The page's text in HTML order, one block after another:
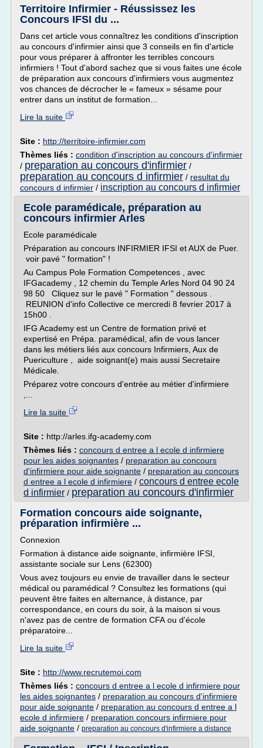
Territoire Infirmier - Réussissez les
Concours IFSI du ...
Dans cet article vous connaîtrez les conditions d'inscription
au concours d'infirmier ainsi que 3 conseils en fin d'article
pour vous préparer à affronter les terribles concours
infirmiers ! Tout d'abord sachez que si vous faites une école
de préparation aux concours d'infirmiers vous augmentez
vos chances de décrocher le « fameux » sésame pour
entrer dans un institut de formation...
Lire la suite
Site : http://territoire-infirmier.com
Thèmes liés : condition d'inscription au concours d'infirmier
/ preparation au concours d'infirmier /
preparation au concours d infirmier / resultat du
concours d infirmier / inscription au concours d infirmier
Ecole paramédicale, préparation au
concours infirmier Arles
Ecole paramédicale
Préparation au concours INFIRMIER IFSI et AUX de Puer.
voir pavé " formation" !
Au Campus Pole Formation Competences , avec
IFGacademy , 12 chemin du Temple Arles Nord 04 90 24
98 50 Cliquez sur le pavé " Formation " dessous .
REUNION d'info Collective ce mercredi 8 fevrier 2017 à
15h00 .
IFG Academy est un Centre de formation privé et
expertisé en Prépa. paramédical, afin de vous lancer
dans les métiers liés aux concours Infirmiers, Aux de
Puericulture , aide soignant(e) mais aussi Secretaire
Médicale.
Préparez votre concours d'entrée au métier d'infirmiere
Lire la suite
Site : http://arles.ifg-academy.com
Thèmes liés : concours d entree a l ecole d infirmiere
pour les aides soignantes / preparation au concours
d'infirmiere pour aide soignante / preparation au concours
d entree a l ecole d infirmiere / concours d entree ecole
d infirmier / preparation au concours d'infirmier
Formation concours aide soignante,
préparation infirmière ...
Connexion
Formation à distance aide soignante, infirmière IFSI,
assistante sociale sur Lens (62300)
Vous avez toujours eu envie de travailler dans le secteur
médical ou paramédical ? Consultez les formations (qui
peuvent être faites en alternance, à distance, par
correspondance, en cours du soir, à la maison si vous
n'avez pas de centre de formation CFA ou d'école
préparatoire...
Lire la suite
Site : http://www.recrutemoi.com
Thèmes liés : concours d entree a l ecole d infirmiere pour
les aides soignantes / preparation au concours d'infirmiere
pour aide soignante / preparation au concours d entree a l
ecole d infirmiere / preparation concours infirmiere pour
aide soignante / preparation au concours d'infirmiere a distance